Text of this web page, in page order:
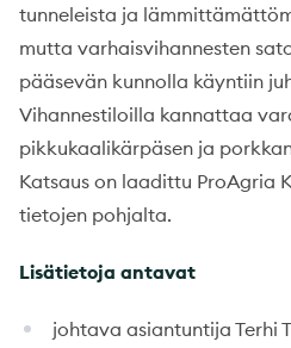
tunneleista ja
mutta varhaisvihannesten
pääsevän kunnolla käyntiin
Vihannestiloilla kannattaa
pikkukaalikärpäsen ja
Katsaus on laadittu ProAgria
tietojen pohjalta.
Lisätietoja antavat
johtava asiantuntija Terhi